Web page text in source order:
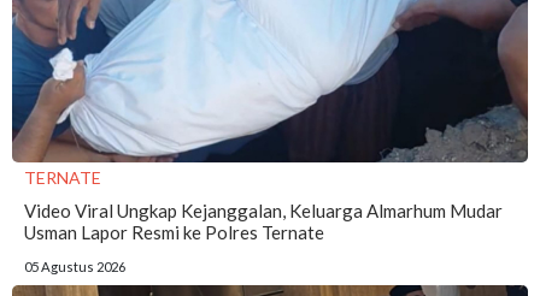
TERNATE
Video Viral Ungkap Kejanggalan, Keluarga Almarhum Mudar
Usman Lapor Resmi ke Polres Ternate
05 Agustus 2026